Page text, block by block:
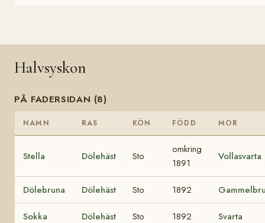
Halvsyskon
PÅ FADERSIDAN (8)
NAMN RAS KÖN FÖDD MOR
Stella Dölehäst Sto
omkring
1891
Vollasvarta
Dölebruna Dölehäst Sto 1892
Sokka Dölehäst Sto 1892 Svarta